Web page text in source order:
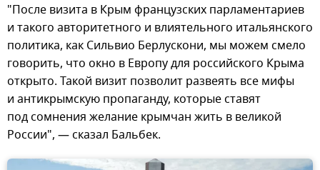
"После визита в Крым французских парламентариев
и такого авторитетного и влиятельного итальянского
политика, как Сильвио Берлускони, мы можем смело
говорить, что окно в Европу для российского Крыма
открыто. Такой визит позволит развеять все мифы
и антикрымскую пропаганду, которые ставят
под сомнения желание крымчан жить в великой
России", — сказал Бальбек.